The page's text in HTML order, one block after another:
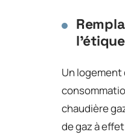
Un logement
chaudière
de gaz à